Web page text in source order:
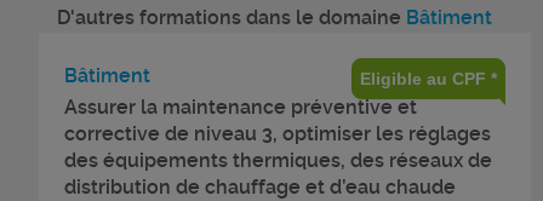
D'autres formations dans le domaine Bâtiment
Bâtiment
Assurer la maintenance préventive et
corrective de niveau 3, optimiser les réglages
des équipements thermiques, des réseaux de
distribution de chauffage et d’eau chaude
Eligible au CPF *